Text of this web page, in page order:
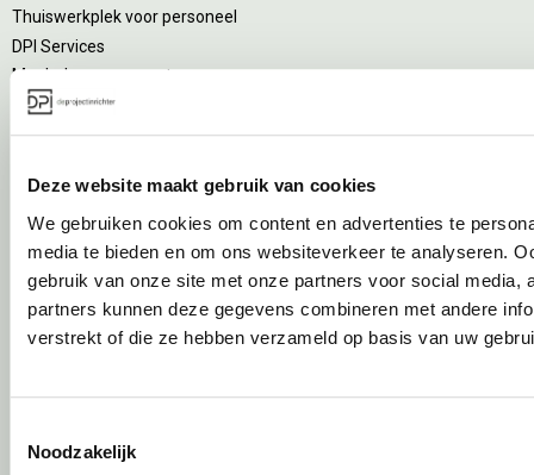
Deze website maakt gebruik van cookies
We gebruiken cookies om content en advertenties te
media te bieden en om ons websiteverkeer te analyseren.
gebruik van onze site met onze partners voor social media,
partners kunnen deze gegevens combineren met andere
verstrekt of die ze hebben verzameld op basis van uw
Noodzakelijk
Thuiswerkplek voor personeel
DPI Services
Meubelmanagement
Gebruiksfase
Gebruiksinstructie
Onderhoudsadvies
Levensduurverlengend onderhoud
Specialistische reiniging
Refurbishment
Interne verhuizing
Wat is circulair inrichten?